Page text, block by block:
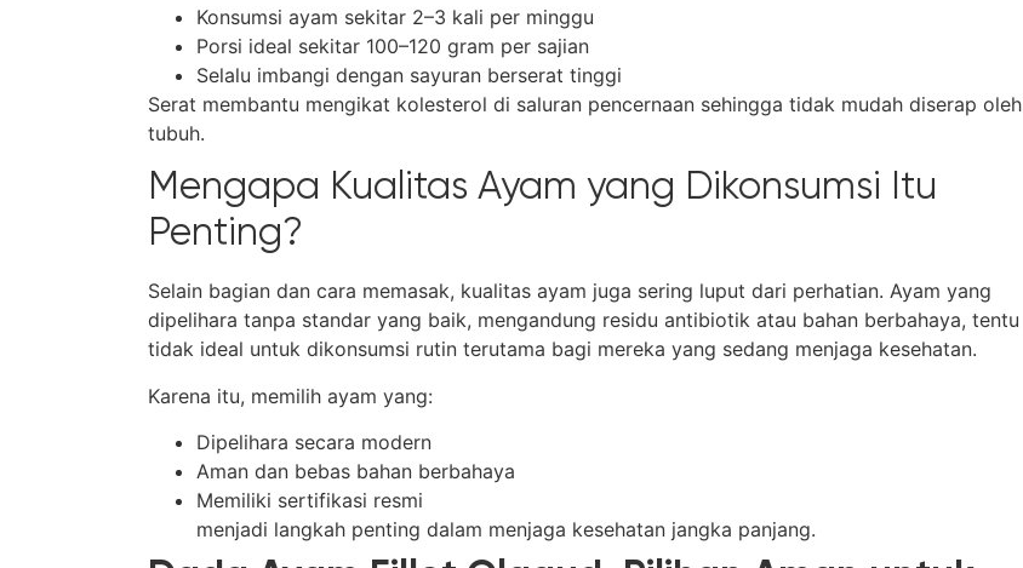
Konsumsi ayam sekitar 2–3 kali per minggu
Porsi ideal sekitar 100–120 gram per sajian
Selalu imbangi dengan sayuran berserat tinggi
Serat membantu mengikat kolesterol di saluran pencernaan sehingga tidak mudah diserap oleh
tubuh.
Mengapa Kualitas Ayam yang Dikonsumsi Itu
Penting?
Selain bagian dan cara memasak, kualitas ayam juga sering luput dari perhatian. Ayam yang
dipelihara tanpa standar yang baik, mengandung residu antibiotik atau bahan berbahaya, tentu
tidak ideal untuk dikonsumsi rutin terutama bagi mereka yang sedang menjaga kesehatan.
Karena itu, memilih ayam yang:
Dipelihara secara modern
Aman dan bebas bahan berbahaya
Memiliki sertifikasi resmi
menjadi langkah penting dalam menjaga kesehatan jangka panjang.